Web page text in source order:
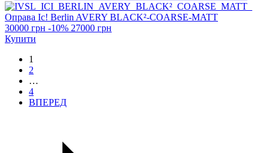
Оправа Ic! Berlin AVERY BLACK²-COARSE-MATT
30000 грн -10% 27000 грн
Купити
1
2
…
4
ВПЕРЕД